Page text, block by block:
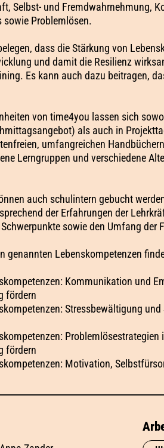
Selbst- und Fremdwahrnehmung,
sowie Problemlösen.
dass die Stärkung von
und damit die Resilienz
Es kann auch dazu beitragen,
von time4you lassen sich
als auch in
umfangreichen
Lerngruppen und verschiedene
auch schulintern gebucht
der Erfahrungen der
sowie den Umfang
genannten Lebenskompetenzen
Kommunikation und
fördern
Stressbewältigung
Problemlösestrategien
fördern
Motivation,